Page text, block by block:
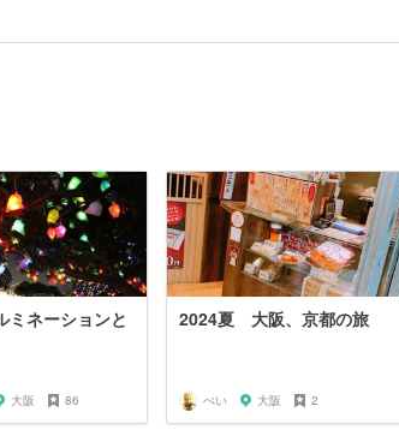
ミネーションと
大阪 86
2024夏 大阪、京都の旅
ぺい 大阪 2